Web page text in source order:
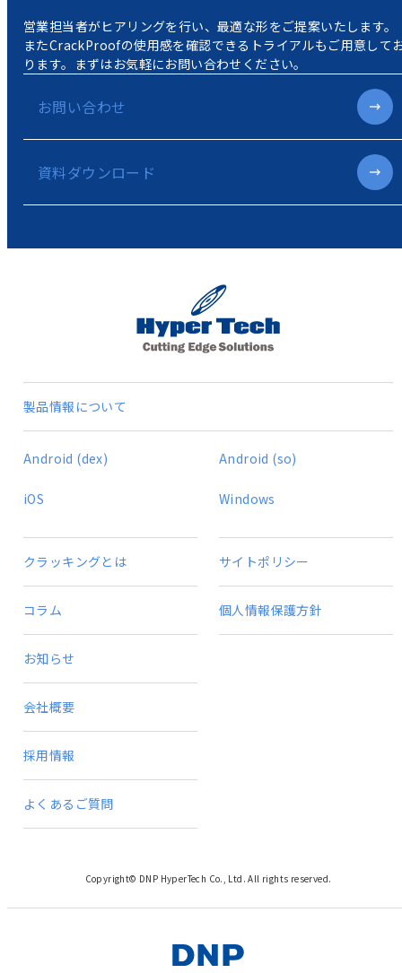
営業担当者がヒアリングを行い、最適な形をご提案いたします。
またCrackProofの使用感を確認できるトライアルもご用意して
ります。 まずはお気軽にお問い合わせください。
お問い合わせ
資料ダウンロード
製品情報について
Android (dex) Android (so)
iOS Windows
クラッキングとは
コラム
お知らせ
会社概要
採用情報
よくあるご質問
サイトポリシー
個人情報保護方針
Copyright© DNP HyperTech Co., Ltd. All rights reserved.